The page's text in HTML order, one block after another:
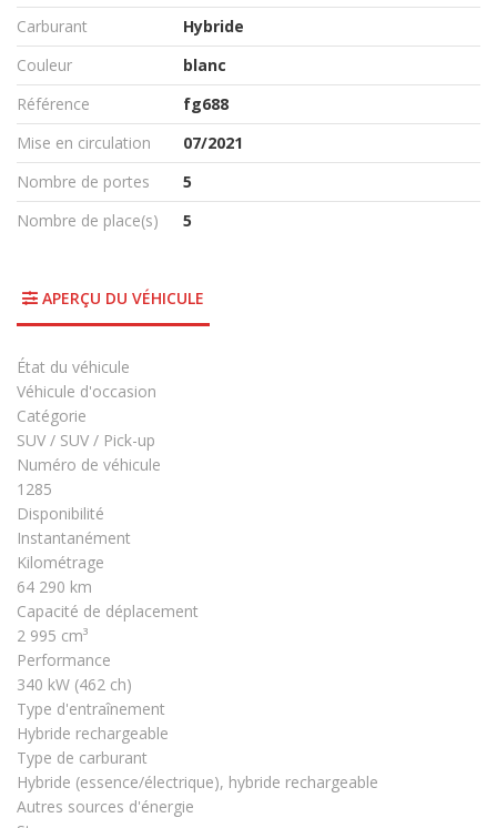
Carburant
Hybride
Couleur
blanc
Référence
fg688
Mise en circulation
07/2021
Nombre de portes
5
Nombre de place(s)
5
APERÇU DU VÉHICULE
État du véhicule
Véhicule d'occasion
Catégorie
SUV / SUV / Pick-up
Numéro de véhicule
1285
Disponibilité
Instantanément
Kilométrage
64 290 km
Capacité de déplacement
2 995 cm³
Performance
340 kW (462 ch)
Type d'entraînement
Hybride rechargeable
Type de carburant
Hybride (essence/électrique), hybride rechargeable
Autres sources d'énergie